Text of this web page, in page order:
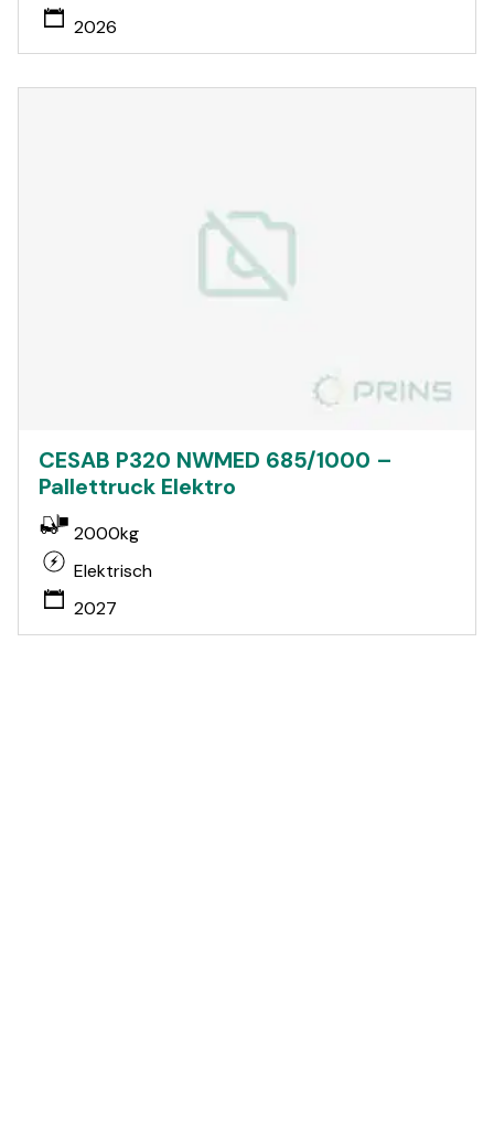
2026
CESAB P320 NWMED 685/1000 –
Pallettruck Elektro
2000kg
Elektrisch
2027